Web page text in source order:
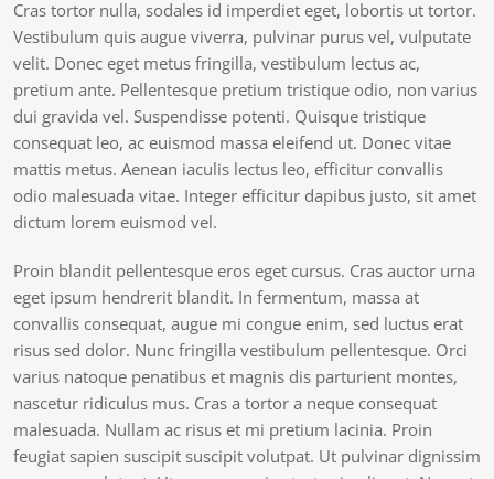
Cras tortor nulla, sodales id imperdiet eget, lobortis ut tortor.
Vestibulum quis augue viverra, pulvinar purus vel, vulputate
velit. Donec eget metus fringilla, vestibulum lectus ac,
pretium ante. Pellentesque pretium tristique odio, non varius
dui gravida vel. Suspendisse potenti. Quisque tristique
consequat leo, ac euismod massa eleifend ut. Donec vitae
mattis metus. Aenean iaculis lectus leo, efficitur convallis
odio malesuada vitae. Integer efficitur dapibus justo, sit amet
dictum lorem euismod vel.
Proin blandit pellentesque eros eget cursus. Cras auctor urna
eget ipsum hendrerit blandit. In fermentum, massa at
convallis consequat, augue mi congue enim, sed luctus erat
risus sed dolor. Nunc fringilla vestibulum pellentesque. Orci
varius natoque penatibus et magnis dis parturient montes,
nascetur ridiculus mus. Cras a tortor a neque consequat
malesuada. Nullam ac risus et mi pretium lacinia. Proin
feugiat sapien suscipit suscipit volutpat. Ut pulvinar dignissim